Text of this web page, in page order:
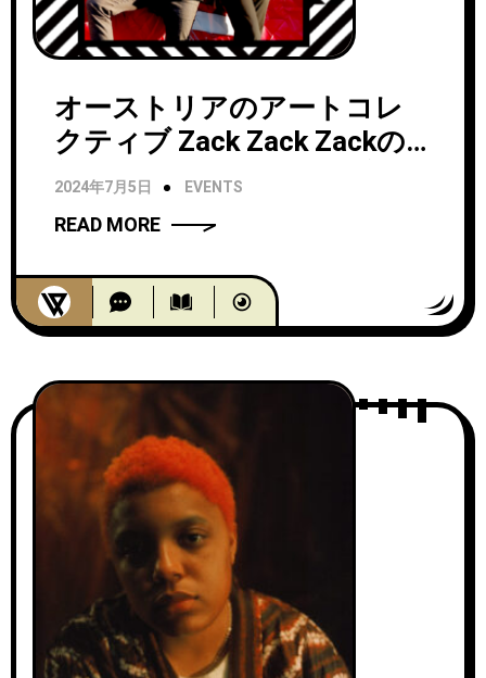
オーストリアのアートコレ
クティブ Zack Zack Zackの
初来日ツアーが9月に決定！
東京、福岡の2DAYS！
2024年7月5日 EVENTS
READ MORE